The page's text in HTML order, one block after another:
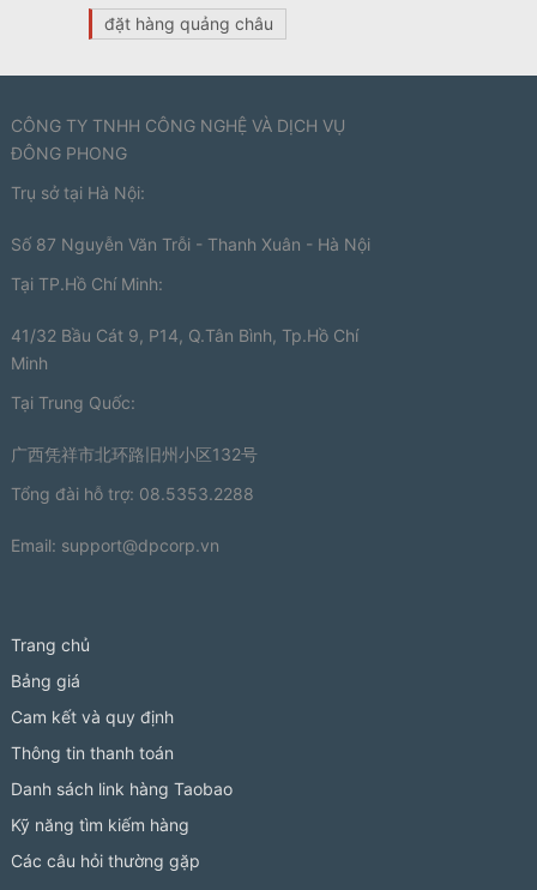
đặt hàng quảng châu
CÔNG TY TNHH CÔNG NGHỆ VÀ DỊCH VỤ
ĐÔNG PHONG
Trụ sở tại Hà Nội:
Số 87 Nguyễn Văn Trỗi - Thanh Xuân - Hà Nội
Tại TP.Hồ Chí Minh:
41/32 Bầu Cát 9, P14, Q.Tân Bình, Tp.Hồ Chí
Minh
Tại Trung Quốc:
广西凭祥市北环路旧州小区132号
Tổng đài hỗ trợ: 08.5353.2288
Email: support@dpcorp.vn
Trang chủ
Bảng giá
Cam kết và quy định
Thông tin thanh toán
Danh sách link hàng Taobao
Kỹ năng tìm kiếm hàng
Các câu hỏi thường gặp